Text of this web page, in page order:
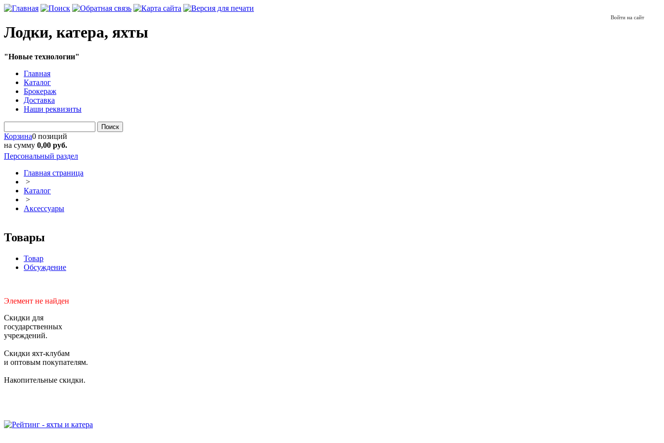
Войти на сайт
Лодки, катера, яхты
"Новые технологии"
Главная
Каталог
Брокераж
Доставка
Наши реквизиты
Поиск
Корзина0 позиций
на сумму 0,00 руб.
Персональный раздел
Главная страница
>
Каталог
>
Аксессуары
Товары
Товар
Обсуждение
Элемент не найден
Скидки для
государственных
учреждений.
Скидки яхт-клубам
и оптовым покупателям.
Накопительные скидки.